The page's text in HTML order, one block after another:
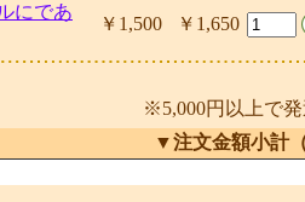
にであ
￥1,500 ￥1,650
※5,000円以上で
▼注文金額小計